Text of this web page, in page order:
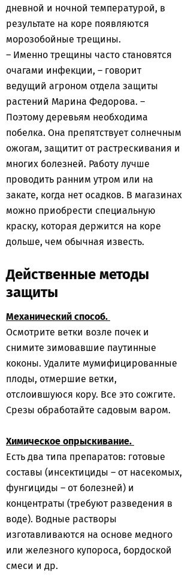
дневной и ночной температурой, в
результате на коре появляются
морозобойные трещины.
– Именно трещины часто становятся
очагами инфекции, – говорит
ведущий агроном отдела защиты
растений Марина Федорова. –
Поэтому деревьям необходима
побелка. Она препятствует солнечным
ожогам, защитит от растрескивания и
многих болезней. Работу лучше
проводить ранним утром или на
закате, когда нет осадков. В магазинах
можно приобрести специальную
краску, которая держится на коре
дольше, чем обычная известь.
Действенные методы
защиты
Механический способ.
Осмотрите ветки возле почек и
снимите зимовавшие паутинные
коконы. Удалите мумифицированные
плоды, отмершие ветки,
отслоившуюся кору. Все это сожгите.
Срезы обработайте садовым варом.
Химическое опрыскивание.
Есть два типа препаратов: готовые
составы (инсектициды – от насекомых,
фунгициды – от болезней) и
концентраты (требуют разведения в
воде). Водные растворы
изготавливаются на основе медного
или железного купороса, бордоской
смеси и др.